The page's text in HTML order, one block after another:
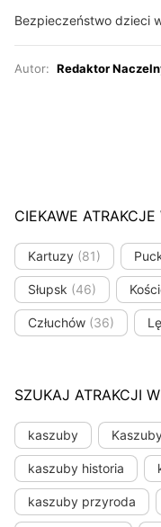
Bezpieczeństwo dzieci
Autor: Redaktor
CIEKAWE
Kartuzy (81)
Słupsk (46)
Człuchów (36)
SZUKAJ ATRAKCJI
kaszuby
kaszuby historia
kaszuby przyroda